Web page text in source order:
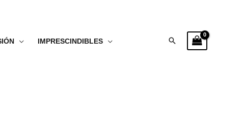
IMPRESCINDIBLES Buscar